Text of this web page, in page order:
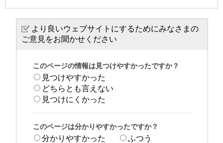
より良いウェブサイトにするためにみなさまの
ご意見をお聞かせください
このページの情報は見つけやすかったですか？
見つけやすかった
どちらとも言えない
見つけにくかった
このページは分かりやすかったですか？
分かりやすかった
ふつう